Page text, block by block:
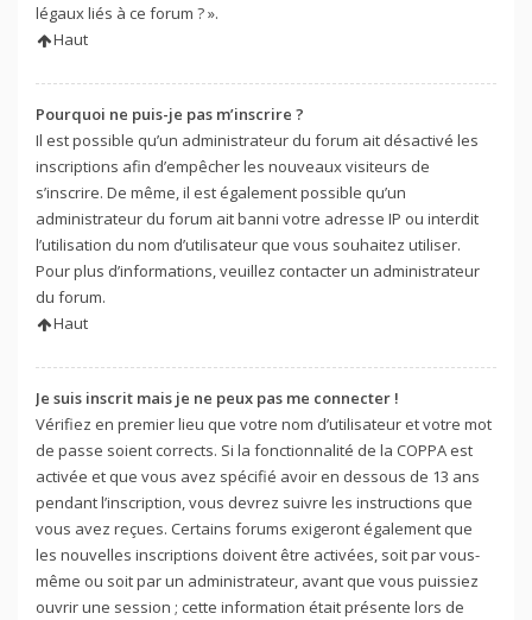
légaux liés à ce forum ? ».
Haut
Pourquoi ne puis-je pas m’inscrire ?
Il est possible qu’un administrateur du forum ait désactivé les
inscriptions afin d’empêcher les nouveaux visiteurs de
s’inscrire. De même, il est également possible qu’un
administrateur du forum ait banni votre adresse IP ou interdit
l’utilisation du nom d’utilisateur que vous souhaitez utiliser.
Pour plus d’informations, veuillez contacter un administrateur
du forum.
Haut
Je suis inscrit mais je ne peux pas me connecter !
Vérifiez en premier lieu que votre nom d’utilisateur et votre mot
de passe soient corrects. Si la fonctionnalité de la COPPA est
activée et que vous avez spécifié avoir en dessous de 13 ans
pendant l’inscription, vous devrez suivre les instructions que
vous avez reçues. Certains forums exigeront également que
les nouvelles inscriptions doivent être activées, soit par vous-
même ou soit par un administrateur, avant que vous puissiez
ouvrir une session ; cette information était présente lors de